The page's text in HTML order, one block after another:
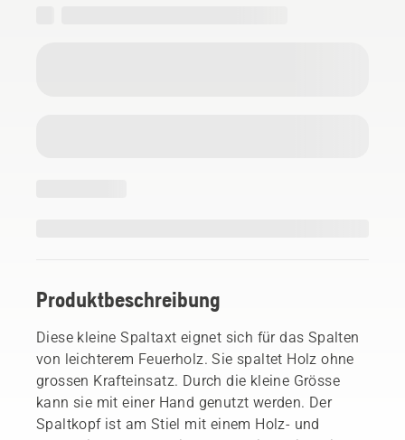
Produktbeschreibung
Diese kleine Spaltaxt eignet sich für das Spalten
von leichterem Feuerholz. Sie spaltet Holz ohne
grossen Krafteinsatz. Durch die kleine Grösse
kann sie mit einer Hand genutzt werden. Der
Spaltkopf ist am Stiel mit einem Holz- und